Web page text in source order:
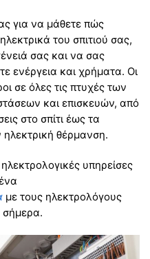
για να μάθετε πώς
του σπιτιού σας,
σας και να σας
ενέργεια και χρήματα. Οι
σε όλες τις πτυχές των
και επισκευών, από
στο σπίτι έως τα
θέρμανση.
υπηρείσες
με τους ηλεκτρολόγους
σήμερα.